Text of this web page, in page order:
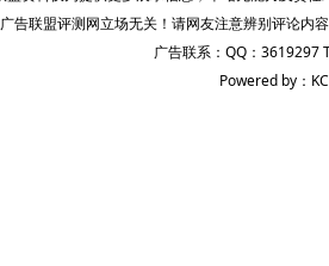
广告联盟评测网立场无关！请网友注意辨别评论内
广告联系：QQ：3619297
Powered by：